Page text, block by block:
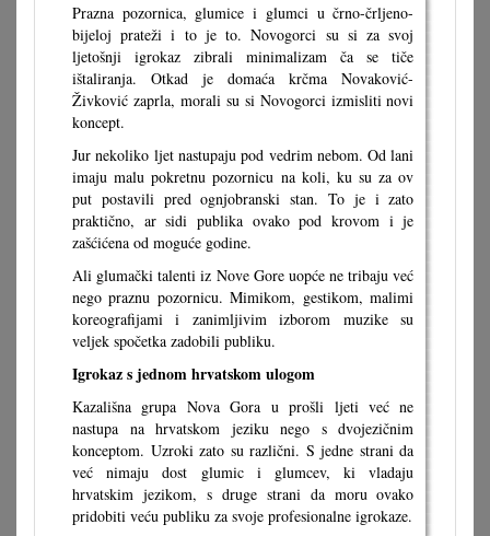
Prazna pozornica, glumice i glumci u črno-črljeno-
bijeloj prateži i to je to. Novogorci su si za svoj
ljetošnji igrokaz zibrali minimalizam ča se tiče
ištaliranja. Otkad je domaća krčma Novaković-
Živković zaprla, morali su si Novogorci izmisliti novi
koncept.
Jur nekoliko ljet nastupaju pod vedrim nebom. Od lani
imaju malu pokretnu pozornicu na koli, ku su za ov
put postavili pred ognjobranski stan. To je i zato
praktično, ar sidi publika ovako pod krovom i je
zašćićena od moguće godine.
Ali glumački talenti iz Nove Gore uopće ne tribaju već
nego praznu pozornicu. Mimikom, gestikom, malimi
koreografijami i zanimljivim izborom muzike su
veljek spočetka zadobili publiku.
Igrokaz s jednom hrvatskom ulogom
Kazališna grupa Nova Gora u prošli ljeti već ne
nastupa na hrvatskom jeziku nego s dvojezičnim
konceptom. Uzroki zato su različni. S jedne strani da
već nimaju dost glumic i glumcev, ki vladaju
hrvatskim jezikom, s druge strani da moru ovako
pridobiti veću publiku za svoje profesionalne igrokaze.